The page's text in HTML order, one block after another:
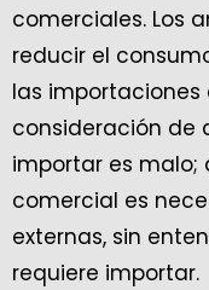
comerciales. Los
reducir el
las importaciones
consideración de
importar es malo;
comercial es
externas, sin
requiere importar.